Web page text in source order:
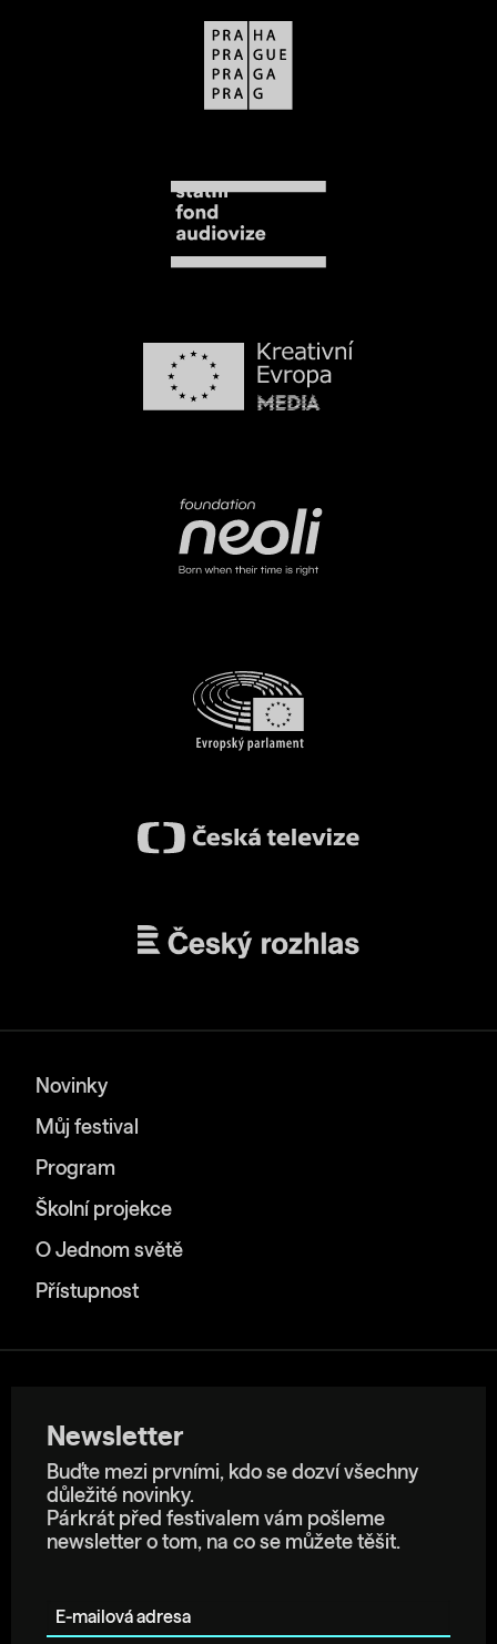
Novinky
Můj festival
Program
Školní projekce
O Jednom světě
Přístupnost
Newsletter
Buďte mezi prvními, kdo se dozví všechny
důležité novinky.
Párkrát před festivalem vám pošleme
newsletter o tom, na co se můžete těšit.